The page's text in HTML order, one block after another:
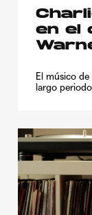
en el
El músico
largo